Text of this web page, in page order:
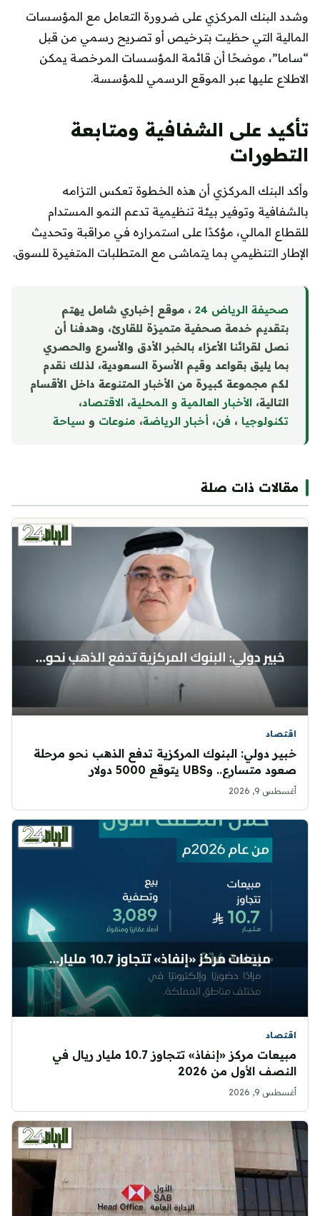
وشدد البنك المركزي على ضرورة التعامل مع المؤسسات
المالية التي حظيت بترخيص أو تصريح رسمي من قبل
“ساما”، موضحًا أن قائمة المؤسسات المرخصة يمكن
الاطلاع عليها عبر الموقع الرسمي للمؤسسة.
تأكيد على الشفافية ومتابعة
التطورات
وأكد البنك المركزي أن هذه الخطوة تعكس التزامه
بالشفافية وتوفير بيئة تنظيمية تدعم النمو المستدام
للقطاع المالي، مؤكدًا على استمراره في مراقبة وتحديث
الإطار التنظيمي بما يتماشى مع المتطلبات المتغيرة للسوق.
صحيفة الرياض 24
، موقع إخباري شامل يهتم
بتقديم خدمة صحفية متميزة للقارئ، وهدفنا أن
نصل لقرائنا الأعزاء بالخبر الأدق والأسرع والحصري
بما يليق بقواعد وقيم الأسرة السعودية، لذلك نقدم
لكم مجموعة كبيرة من الأخبار المتنوعة داخل الأقسام
التالية، الأخبار العالمية و المحلية، الاقتصاد،
تكنولوجيا ، فن، أخبار الرياضة، منوعات و سياحة
مقالات ذات صلة
اقتصاد
خبير دولي: البنوك المركزية تدفع الذهب نحو مرحلة
صعود متسارع.. وUBS يتوقع 5000 دولار
أغسطس 9, 2026
اقتصاد
مبيعات مركز «إنفاذ» تتجاوز 10.7 مليار ريال في
النصف الأول من 2026
أغسطس 9, 2026